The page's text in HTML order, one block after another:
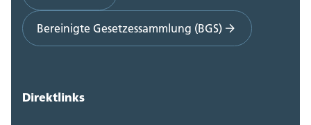
Bereinigte Gesetzessammlung (BGS)
Direktlinks